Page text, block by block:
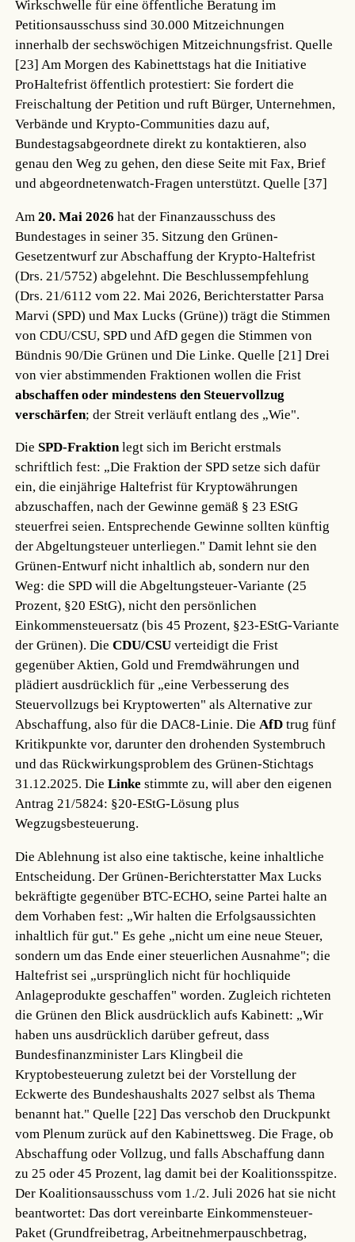
Wirkschwelle für eine öffentliche Beratung im
Petitionsausschuss sind 30.000 Mitzeichnungen
innerhalb der sechswöchigen Mitzeichnungsfrist.Quelle
[23] Am Morgen des Kabinettstags hat die Initiative
ProHaltefrist öffentlich protestiert: Sie fordert die
Freischaltung der Petition und ruft Bürger, Unternehmen,
Verbände und Krypto-Communities dazu auf,
Bundestagsabgeordnete direkt zu kontaktieren, also
genau den Weg zu gehen, den diese Seite mit Fax, Brief
und abgeordnetenwatch-Fragen unterstützt.Quelle [37]
Am20. Mai 2026 hat der Finanzausschuss des
Bundestages in seiner 35. Sitzung den Grünen-
Gesetzentwurf zur Abschaffung der Krypto-Haltefrist
(Drs. 21/5752) abgelehnt. Die Beschlussempfehlung
(Drs. 21/6112 vom 22. Mai 2026, Berichterstatter Parsa
Marvi (SPD) und Max Lucks (Grüne)) trägt die Stimmen
von CDU/CSU, SPD und AfD gegen die Stimmen von
Bündnis 90/Die Grünen und Die Linke.Quelle [21] Drei
von vier abstimmenden Fraktionen wollen die Frist
abschaffen oder mindestens den Steuervollzug
verschärfen; der Streit verläuft entlang des „Wie".
DieSPD-Fraktionlegt sich im Bericht erstmals
schriftlich fest: „Die Fraktion der SPD setze sich dafür
ein, die einjährige Haltefrist für Kryptowährungen
abzuschaffen, nach der Gewinne gemäß § 23 EStG
steuerfrei seien. Entsprechende Gewinne sollten künftig
der Abgeltungsteuer unterliegen." Damit lehnt sie den
Grünen-Entwurf nicht inhaltlich ab, sondern nur den
Weg: die SPD will die Abgeltungsteuer-Variante (25
Prozent, §20 EStG), nicht den persönlichen
Einkommensteuersatz (bis 45 Prozent, §23-EStG-Variante
der Grünen). DieCDU/CSU verteidigt die Frist
gegenüber Aktien, Gold und Fremdwährungen und
plädiert ausdrücklich für „eine Verbesserung des
Steuervollzugs bei Kryptowerten" als Alternative zur
Abschaffung, also für die DAC8-Linie. DieAfD trug fünf
Kritikpunkte vor, darunter den drohenden Systembruch
und das Rückwirkungsproblem des Grünen-Stichtags
31.12.2025. DieLinke stimmte zu, will aber den eigenen
Antrag 21/5824: §20-EStG-Lösung plus
Wegzugsbesteuerung.
Die Ablehnung ist also eine taktische, keine inhaltliche
Entscheidung. Der Grünen-Berichterstatter Max Lucks
bekräftigte gegenüber BTC-ECHO, seine Partei halte an
dem Vorhaben fest: „Wir halten die Erfolgsaussichten
inhaltlich für gut." Es gehe „nicht um eine neue Steuer,
sondern um das Ende einer steuerlichen Ausnahme"; die
Haltefrist sei „ursprünglich nicht für hochliquide
Anlageprodukte geschaffen" worden. Zugleich richteten
die Grünen den Blick ausdrücklich aufs Kabinett: „Wir
haben uns ausdrücklich darüber gefreut, dass
Bundesfinanzminister Lars Klingbeil die
Kryptobesteuerung zuletzt bei der Vorstellung der
Eckwerte des Bundeshaushalts 2027 selbst als Thema
benannt hat."Quelle [22] Das verschob den Druckpunkt
vom Plenum zurück auf den Kabinettsweg. Die Frage, ob
Abschaffung oder Vollzug, und falls Abschaffung dann
zu 25 oder 45 Prozent, lag damit bei der Koalitionsspitze.
Der Koalitionsausschuss vom 1./2. Juli 2026 hat sie nicht
beantwortet: Das dort vereinbarte Einkommensteuer-
Paket (Grundfreibetrag, Arbeitnehmerpauschbetrag,